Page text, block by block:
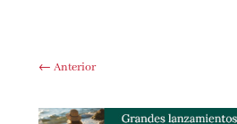
←Anterior